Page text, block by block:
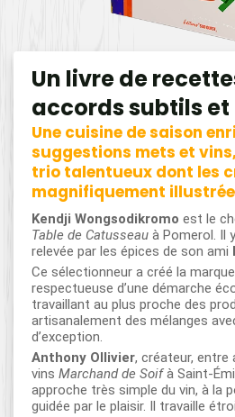
Un livre de
accords subtils
Une cuisine de saison
suggestions mets et
trio talentueux dont les
magnifiquement
Kendji Wongsodikromo est le
Table de Catusseau à Pomerol. Il
relevée par les épices de son ami
Ce sélectionneur a créé la
respectueuse d’une démarche
travaillant au plus proche des
artisanalement des mélanges
d’exception.
Anthony Ollivier, créateur, entre
vins Marchand de Soifà Saint-
approche très simple du vin, à la
guidée par le plaisir. Il travaille